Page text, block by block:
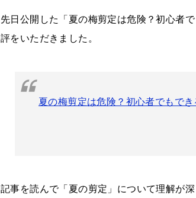
先日公開した「夏の梅剪定は危険？初心者
評をいただきました。
夏の梅剪定は危険？初心者でもで
記事を読んで「夏の剪定」について理解が